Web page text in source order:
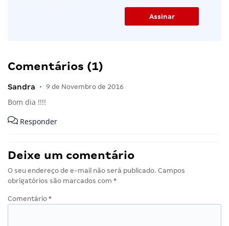
Comentários (1)
Sandra • 9 de Novembro de 2016
Bom dia !!!!
Responder
Deixe um comentário
O seu endereço de e-mail não será publicado. Campos
obrigatórios são marcados com *
Comentário *